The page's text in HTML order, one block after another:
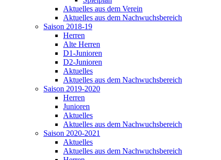
Aktuelles aus dem Verein
Aktuelles aus dem Nachwuchsbereich
Saison 2018-19
Herren
Alte Herren
D1-Junioren
D2-Junioren
Aktuelles
Aktuelles aus dem Nachwuchsbereich
Saison 2019-2020
Herren
Junioren
Aktuelles
Aktuelles aus dem Nachwuchsbereich
Saison 2020-2021
Aktuelles
Aktuelles aus dem Nachwuchsbereich